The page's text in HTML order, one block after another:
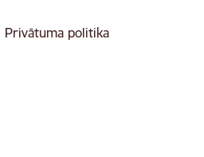
Privātuma politika